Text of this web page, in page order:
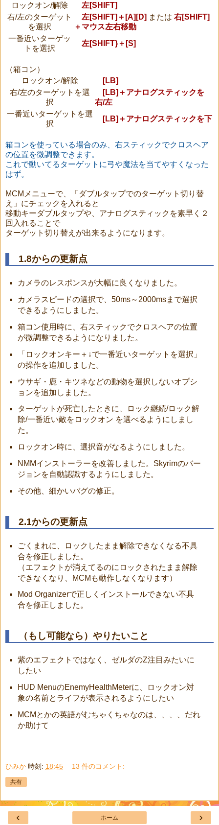
ロックオン/解除
左[SHIFT]
右/左のターゲット
を選択
左[SHIFT]＋[A][D] または 右[SHIFT]
＋マウス左右移動
一番近いターゲッ
トを選択
左[SHIFT}＋[S]
（箱コン）
ロックオン/解除
[LB]
右/左のターゲットを選
択
[LB]＋アナログスティックを
右/左
一番近いターゲットを選
択
[LB]＋アナログスティックを下
箱コンを使っている場合のみ、右スティックでクロスヘア
の位置を微調整できます。
これで動いてるターゲットに弓や魔法を当てやすくなった
はず。
MCMメニューで、「ダブルタップでのターゲット切り替
え」にチェックを入れると
移動キーダブルタップや、アナログスティックを素早く２
回入れることで
ターゲット切り替えが出来るようになります。
1.8からの更新点
カメラのレスポンスが大幅に良くなりました。
カメラスピードの選択で、50ms～2000msまで選択
できるようにしました。
箱コン使用時に、右スティックでクロスヘアの位置
が微調整できるようになりました。
「ロックオンキー＋↓で一番近いターゲットを選択」
の操作を追加しました。
ウサギ・鹿・キツネなどの動物を選択しないオプシ
ョンを追加しました。
ターゲットが死亡したときに、ロック継続/ロック解
除/一番近い敵をロックオン を選べるようにしまし
た。
ロックオン時に、選択音がなるようにしました。
NMMインストーラーを改善しました。Skyrimのバー
ジョンを自動認識するようにしました。
その他、細かいバグの修正。
2.1からの更新点
ごくまれに、ロックしたまま解除できなくなる不具
合を修正しました。
（エフェクトが消えてるのにロックされたまま解除
できなくなり、MCMも動作しなくなります）
Mod Organizerで正しくインストールできない不具
合を修正しました。
（もし可能なら）やりたいこと
紫のエフェクトではなく、ゼルダのZ注目みたいに
したい
HUD MenuのEnemyHealthMeterに、ロックオン対
象の名前とライフが表示されるようにしたい
MCMとかの英語がむちゃくちゃなのは、、、、だれ
か助けて
ひみか 時刻: 18:45 13 件のコメント:
共有
‹ ›
ホーム